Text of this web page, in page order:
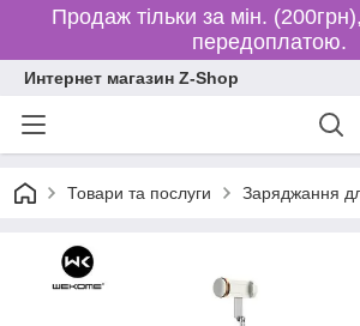
Продаж тільки за мін.
передоплатою.
Интернет магазин Z-Shop
Товари та послуги Заряджання